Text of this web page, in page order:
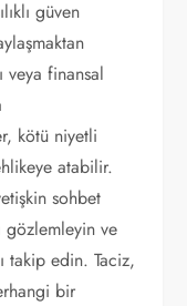
güven
veya finansal
kötü niyetli
atabilir.
sohbet
gözlemleyin ve
takip edin. Taciz,
bir